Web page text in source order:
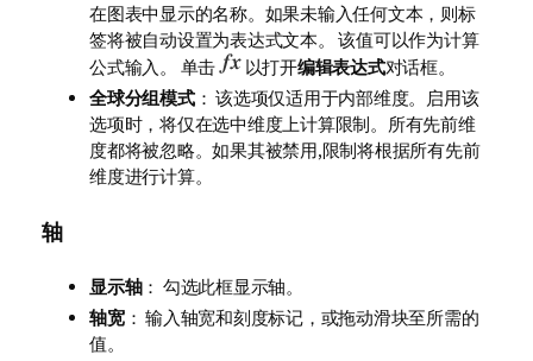
在图表中显示的名称。如果未输入任何文本，则标
签将被自动设置为表达式文本。 该值可以作为计算
公式输入。 单击
以打开编辑表达式对话框。
全球分组模式： 该选项仅适用于内部维度。启用该
选项时，将仅在选中维度上计算限制。所有先前维
度都将被忽略。如果其被禁用,限制将根据所有先前
维度进行计算。
轴
显示轴： 勾选此框显示轴。
轴宽： 输入轴宽和刻度标记，或拖动滑块至所需的
值。